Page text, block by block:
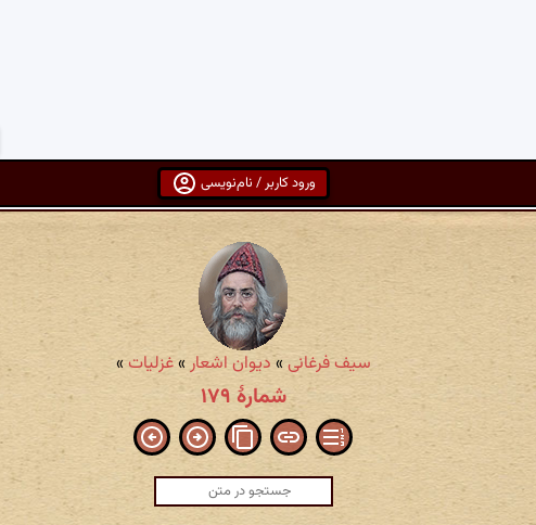
ورود کاربر / نام‌نویسی
سیف فرغانی»دیوان اشعار»غزلیات»
شمارهٔ ۱۷۹